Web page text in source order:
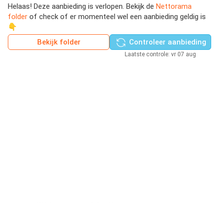
Helaas! Deze aanbieding is verlopen. Bekijk de Nettorama
folder of check of er momenteel wel een aanbieding geldig is
👇
Bekijk folder
Controleer aanbieding
Laatste controle: vr 07 aug